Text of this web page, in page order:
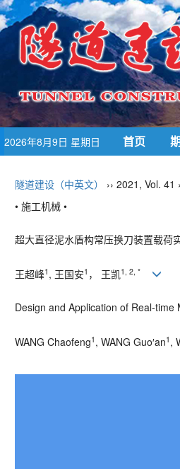
2026年8月9日 星期日 首页
隧道建设（中英文） ›› 2021, Vol.
• 施工机械 •
超大直径泥水盾构常压换刀装置载荷
王超峰1 , 王国安1 ， 王凯1, 2, *
Design and Application of Real-time
WANG Chaofeng1 , WANG Guo′an1 ,